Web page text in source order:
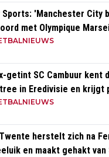
Sports: 'Manchester City
met Olympique
miljoen naar Engeland'
getint SC Cambuur kent
in Eredivisie en krijgt
huis
herstelt zich na
en maakt gehakt van